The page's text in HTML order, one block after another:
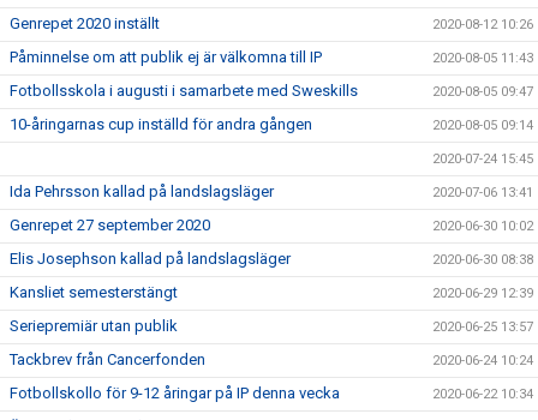
Genrepet 2020 inställt 2020-08-12 10:26
Påminnelse om att publik ej är välkomna till IP 2020-08-05 11:43
Fotbollsskola i augusti i samarbete med Sweskills 2020-08-05 09:47
10-åringarnas cup inställd för andra gången 2020-08-05 09:14
2020-07-24 15:45
Ida Pehrsson kallad på landslagsläger 2020-07-06 13:41
Genrepet 27 september 2020 2020-06-30 10:02
Elis Josephson kallad på landslagsläger 2020-06-30 08:38
Kansliet semesterstängt 2020-06-29 12:39
Seriepremiär utan publik 2020-06-25 13:57
Tackbrev från Cancerfonden 2020-06-24 10:24
Fotbollskollo för 9-12 åringar på IP denna vecka 2020-06-22 10:34